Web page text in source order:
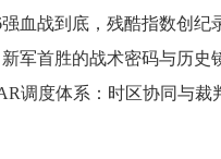
强血战到底，残酷指数创纪
军首胜的战术密码与历史